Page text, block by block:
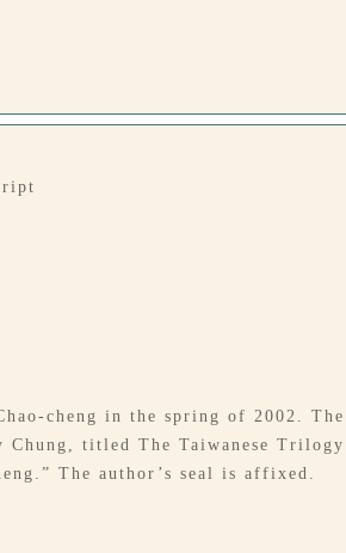
cheng in the spring of 2002.
titled The Taiwanese
The author’s seal is affixed.